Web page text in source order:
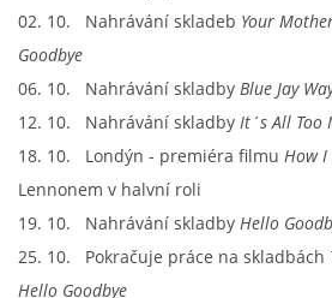
02. 10. Nahrávání skladeb Your
Goodbye
06. 10. Nahrávání skladby Blue Jay
12. 10. Nahrávání skladby It´s All Too
18. 10. Londýn - premiéra filmu How I
Lennonem v halvní roli
19. 10. Nahrávání skladby Hello
25. 10. Pokračuje práce na skladbách
Hello Goodbye